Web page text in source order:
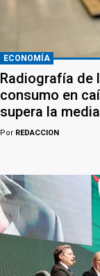
ECONOMÍA
Radiografía de
consumo en
supera la
Por REDACCION